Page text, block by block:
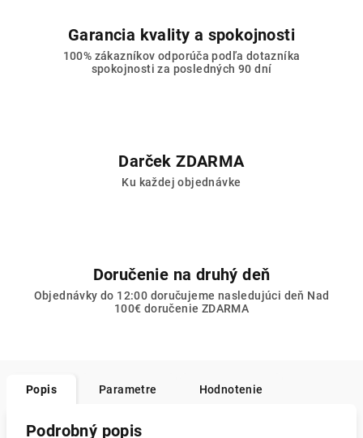
Garancia kvality a spokojnosti
100% zákazníkov odporúča podľa dotazníka
spokojnosti za posledných 90 dní
Darček ZDARMA
Ku každej objednávke
Doručenie na druhý deň
Objednávky do 12:00 doručujeme nasledujúci deň Nad
100€ doručenie ZDARMA
Popis Parametre Hodnotenie
Podrobný popis